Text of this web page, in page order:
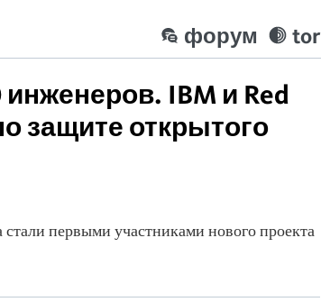
tor
форум
IBM и Red
защите открытого
первыми участниками нового проекта